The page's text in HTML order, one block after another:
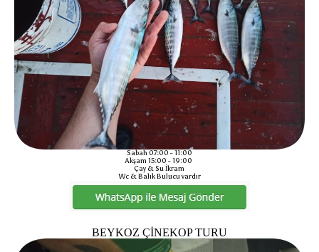
Sabah 07:00 - 11:00
Akşam 15:00 - 19:00
Çay & Su İkram
Wc & Balık Bulucu vardır
BEYKOZ ÇİNEKOP TURU